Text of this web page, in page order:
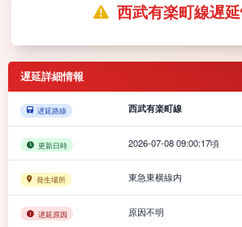
西武有楽町線遅
遅延詳細情報
遅延路線 西武有楽町線
更新日時 2026-07-08 09:00:17頃
発生場所 東急東横線内
遅延原因 原因不明